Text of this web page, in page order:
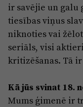
ir savējie un galu
tiesības viņus
niknoties vai
seriāls, visi
kritizēšanas. Tā
Kā jūs svinat 18.
Mums ģimenē ir